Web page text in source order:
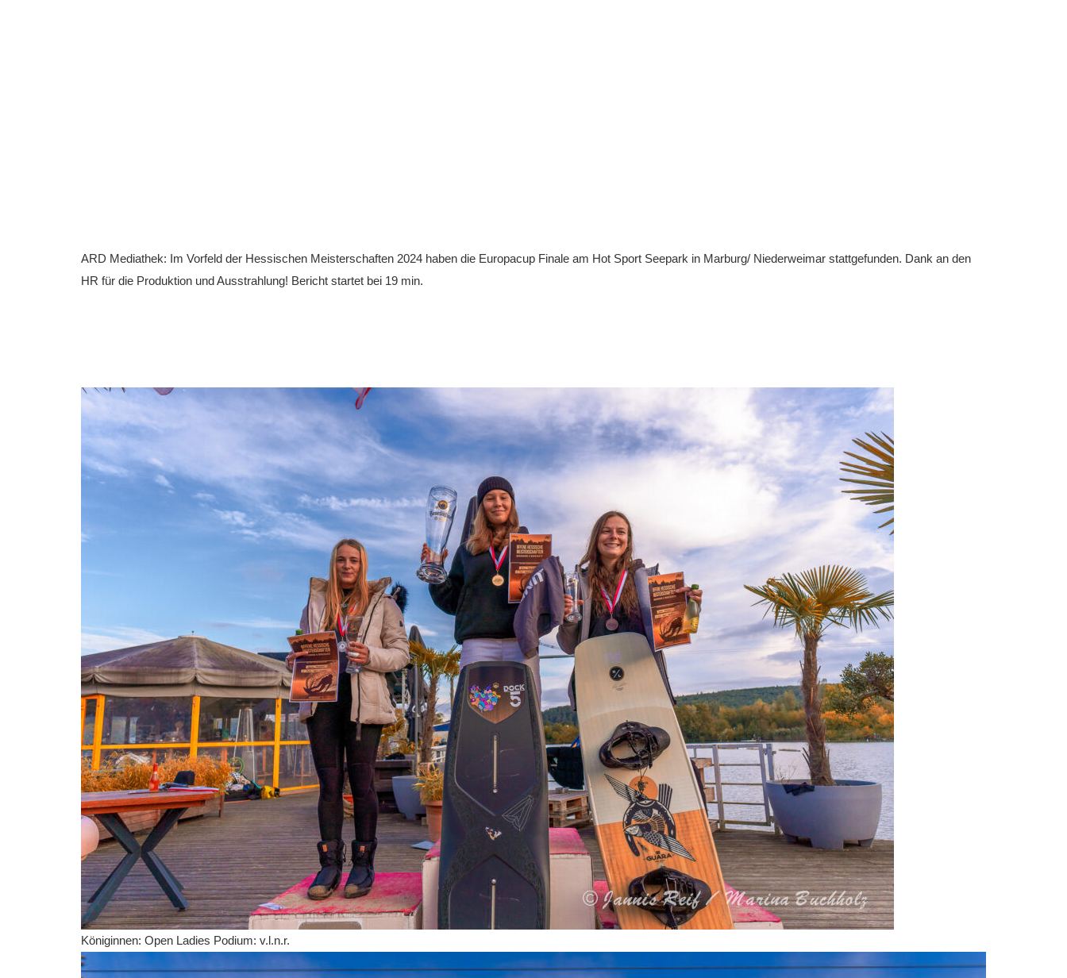
ARD Mediathek: Im Vorfeld der Hessischen Meisterschaften 2024 haben die Europacup Finale am Hot Sport Seepark in Marburg/ Niederweimar stattgefunden. Dank an den
HR für die Produktion und Ausstrahlung! Bericht startet bei 19 min.
Königinnen: Open Ladies Podium: v.l.n.r.